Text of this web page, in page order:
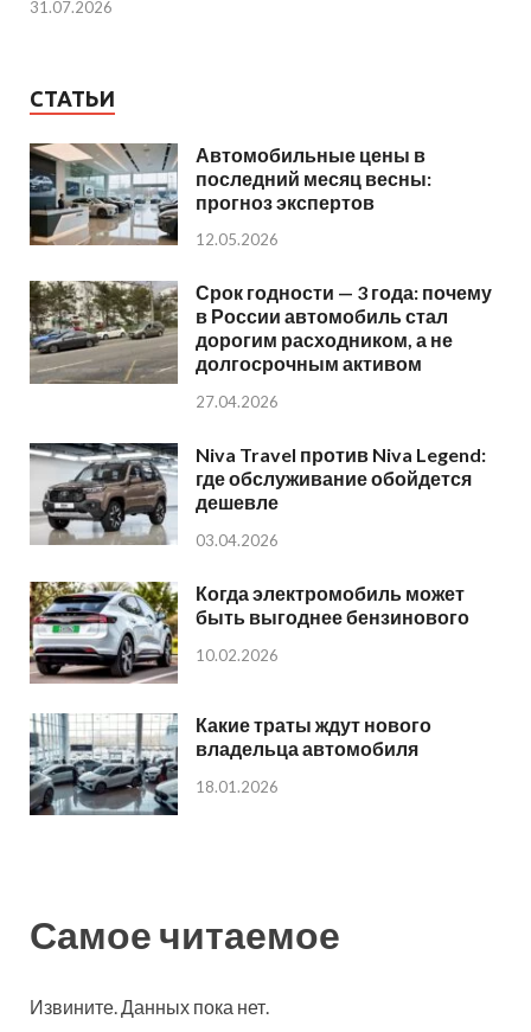
31.07.2026
СТАТЬИ
Автомобильные цены в
последний месяц весны:
прогноз экспертов
12.05.2026
Срок годности — 3 года: почему
в России автомобиль стал
дорогим расходником, а не
долгосрочным активом
27.04.2026
Niva Travel против Niva Legend:
где обслуживание обойдется
дешевле
03.04.2026
Когда электромобиль может
быть выгоднее бензинового
10.02.2026
Какие траты ждут нового
владельца автомобиля
18.01.2026
Самое читаемое
Извините. Данных пока нет.